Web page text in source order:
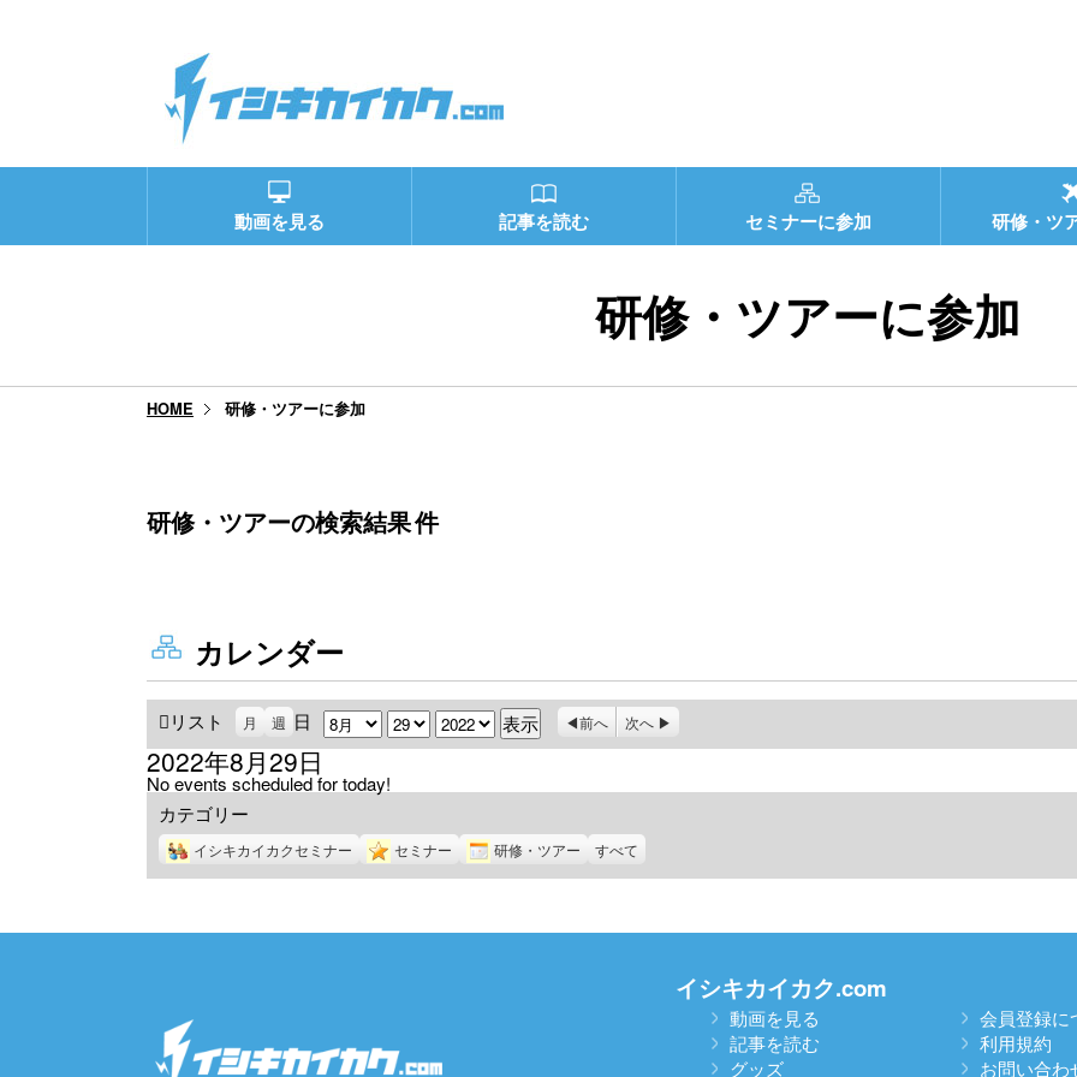
動画を見る 記事を読む セミナーに参加 研修・ツ
研修・ツアーに参加
HOME 研修・ツアーに参加
研修・ツアーの検索結果件
カレンダー
リスト
示
月 週 日 月 日 年 前へ 次へ
2022年8月29日
No events scheduled for today!
カテゴリー
イシキカイカクセミナー セミナー 研修・ツアー すべて
イシキカイカク.com
動画を見る
記事を読む
グッズ
会員登録に
利用規約
お問い合わ